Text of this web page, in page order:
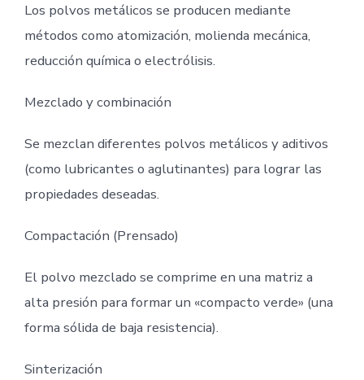
Los polvos metálicos se producen mediante
métodos como atomización, molienda mecánica,
reducción química o electrólisis.
Mezclado y combinación
Se mezclan diferentes polvos metálicos y aditivos
(como lubricantes o aglutinantes) para lograr las
propiedades deseadas.
Compactación (Prensado)
El polvo mezclado se comprime en una matriz a
alta presión para formar un «compacto verde» (una
forma sólida de baja resistencia).
Sinterización